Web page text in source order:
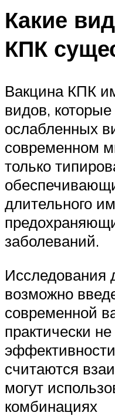
Какие
КПК
Вакцина КПК
видов,
ослабленных
современном
только
длительного
заболеваний.
Исследования
возможно
современной
практически
считаются
могут
комбинациях